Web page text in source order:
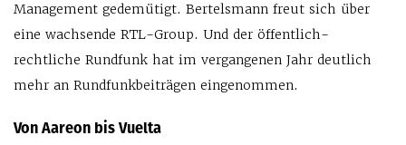
Management gedemütigt. Bertelsmann freut sich über
eine wachsende RTL-Group. Und der öffentlich-
rechtliche Rundfunk hat im vergangenen Jahr deutlich
mehr an Rundfunkbeiträgen eingenommen.
Von Aareon bis Vuelta